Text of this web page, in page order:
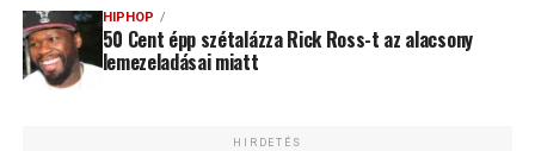
HIPHOP
50 Cent épp szétalázza Rick Ross-t az alacsony
lemezeladásai miatt
HIRDETÉS